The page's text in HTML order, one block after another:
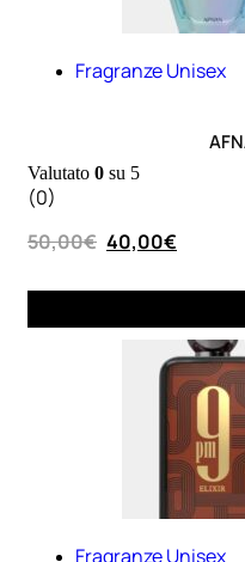
Fragranze Unisex
Valutato 0 su 5
(0)
50,00€ 40,00€
Fragranze Unisex